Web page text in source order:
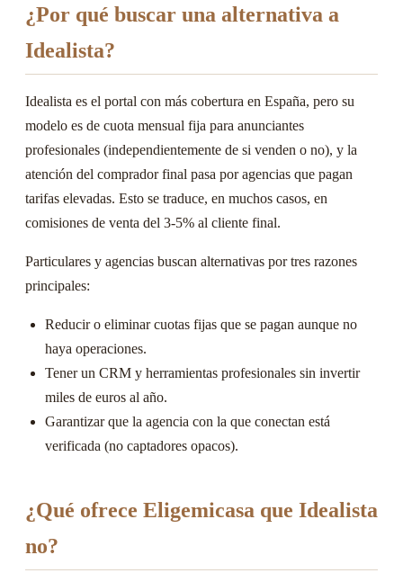
¿Por qué buscar una alternativa a
Idealista?
Idealista es el portal con más cobertura en España, pero su
modelo es de cuota mensual fija para anunciantes
profesionales (independientemente de si venden o no), y la
atención del comprador final pasa por agencias que pagan
tarifas elevadas. Esto se traduce, en muchos casos, en
comisiones de venta del 3-5% al cliente final.
Particulares y agencias buscan alternativas por tres razones
principales:
Reducir o eliminar cuotas fijas que se pagan aunque no
haya operaciones.
Tener un CRM y herramientas profesionales sin invertir
miles de euros al año.
Garantizar que la agencia con la que conectan está
verificada (no captadores opacos).
¿Qué ofrece Eligemicasa que Idealista
no?